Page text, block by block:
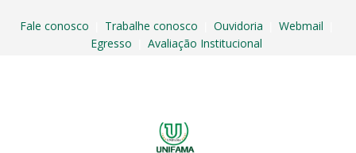
Fale conosco Trabalhe conosco Ouvidoria Webmail
Egresso Avaliação Institucional